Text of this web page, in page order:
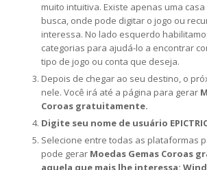
muito intuitiva. Existe apenas uma
busca, onde pode digitar o jogo ou
interessa. No lado esquerdo
categorias para ajudá-lo a encontrar
tipo de jogo ou conta que deseja.
Depois de chegar ao seu destino, o
nele. Você irá até a página para gerar
Coroas gratuitamente.
Digite seu nome de usuário
Selecione entre todas as plataformas
pode gerar Moedas Gemas Coroas
aquela que mais lhe interessa: